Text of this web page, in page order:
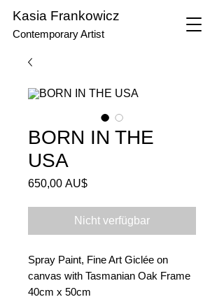
Kasia Frankowicz
Contemporary Artist
BORN IN THE
USA
650,00 AU$Preis
Nicht verfügbar
Spray Paint, Fine Art Giclée on
canvas with Tasmanian Oak Frame
40cm x 50cm